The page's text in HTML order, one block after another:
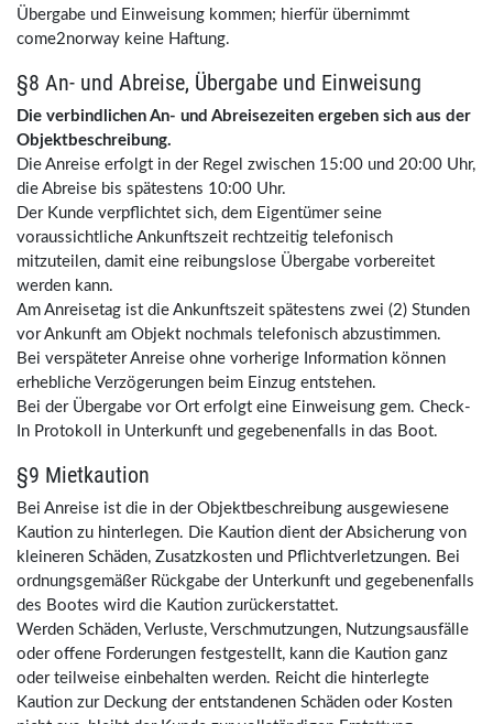
Übergabe und Einweisung kommen; hierfür übernimmt
come2norway keine Haftung.
§8 An- und Abreise, Übergabe und Einweisung
Die verbindlichen An- und Abreisezeiten ergeben sich aus der
Objektbeschreibung.
Die Anreise erfolgt in der Regel zwischen 15:00 und 20:00 Uhr,
die Abreise bis spätestens 10:00 Uhr.
Der Kunde verpflichtet sich, dem Eigentümer seine
voraussichtliche Ankunftszeit rechtzeitig telefonisch
mitzuteilen, damit eine reibungslose Übergabe vorbereitet
werden kann.
Am Anreisetag ist die Ankunftszeit spätestens zwei (2) Stunden
vor Ankunft am Objekt nochmals telefonisch abzustimmen.
Bei verspäteter Anreise ohne vorherige Information können
erhebliche Verzögerungen beim Einzug entstehen.
Bei der Übergabe vor Ort erfolgt eine Einweisung gem. Check-
In Protokoll in Unterkunft und gegebenenfalls in das Boot.
§9 Mietkaution
Bei Anreise ist die in der Objektbeschreibung ausgewiesene
Kaution zu hinterlegen. Die Kaution dient der Absicherung von
kleineren Schäden, Zusatzkosten und Pflichtverletzungen. Bei
ordnungsgemäßer Rückgabe der Unterkunft und gegebenenfalls
des Bootes wird die Kaution zurückerstattet.
Werden Schäden, Verluste, Verschmutzungen, Nutzungsausfälle
oder offene Forderungen festgestellt, kann die Kaution ganz
oder teilweise einbehalten werden. Reicht die hinterlegte
Kaution zur Deckung der entstandenen Schäden oder Kosten